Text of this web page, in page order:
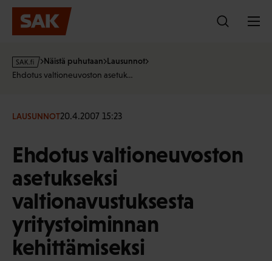
Hyppää
sisältöön
s
a
f
Näistä puhutaan Lausunnot
Ehdotus valtioneuvoston asetuk…
LAUSUNNOT20.4.2007 15:23
Ehdotus valtioneuvoston
asetukseksi
valtionavustuksesta
yritystoiminnan
kehittämiseksi